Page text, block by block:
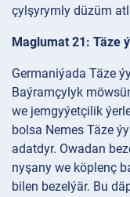
çylşyrymly düzüm
Maglumat 21: Täze
Germaniýada Täze
Baýramçylyk
we jemgyýetçilik
bolsa Nemes Täze
adatdyr. Owadan
nyşany we köplenç
bilen bezelýär. Bu